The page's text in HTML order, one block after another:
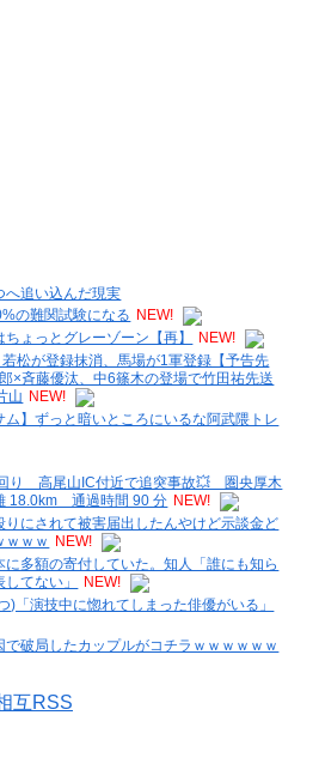
へ追い込んだ現実
の難関試験になる NEW!
ょっとグレーゾーン【再】
NEW!
若松が登録抹消、馬場が1軍登録【予告先
×斉藤優汰、中6篠木の登場で竹田祐先送
山 NEW!
ム】ずっと暗いところにいるな阿武隈トレ
回り 高尾山IC付近で追突事故💥 圏央厚木
18.0km 通過時間 90 分 NEW!
りにされて被害届出したんやけど示談金ど
ｗｗｗ
NEW!
多額の寄付していた。知人「誰にも知ら
てない」
NEW!
)「演技中に惚れてしまった俳優がいる」
で破局したカップルがコチラｗｗｗｗｗｗ
互RSS